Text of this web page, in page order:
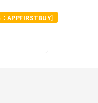
: APPFIRSTBUY]